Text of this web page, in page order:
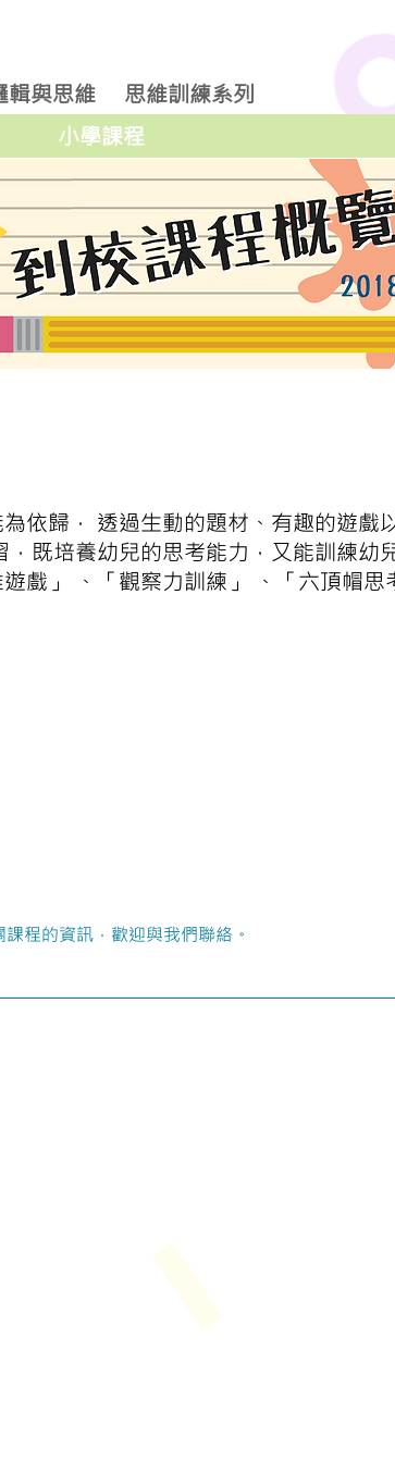
輯與思維
思維訓練系列
小學課程
依歸， 透過生動的題材、有趣的遊戲
，既培養幼兒的思考能力，又能訓練幼
戲」 、「觀察力訓練」 、「六頂帽
程的資訊，歡迎與我們聯絡。